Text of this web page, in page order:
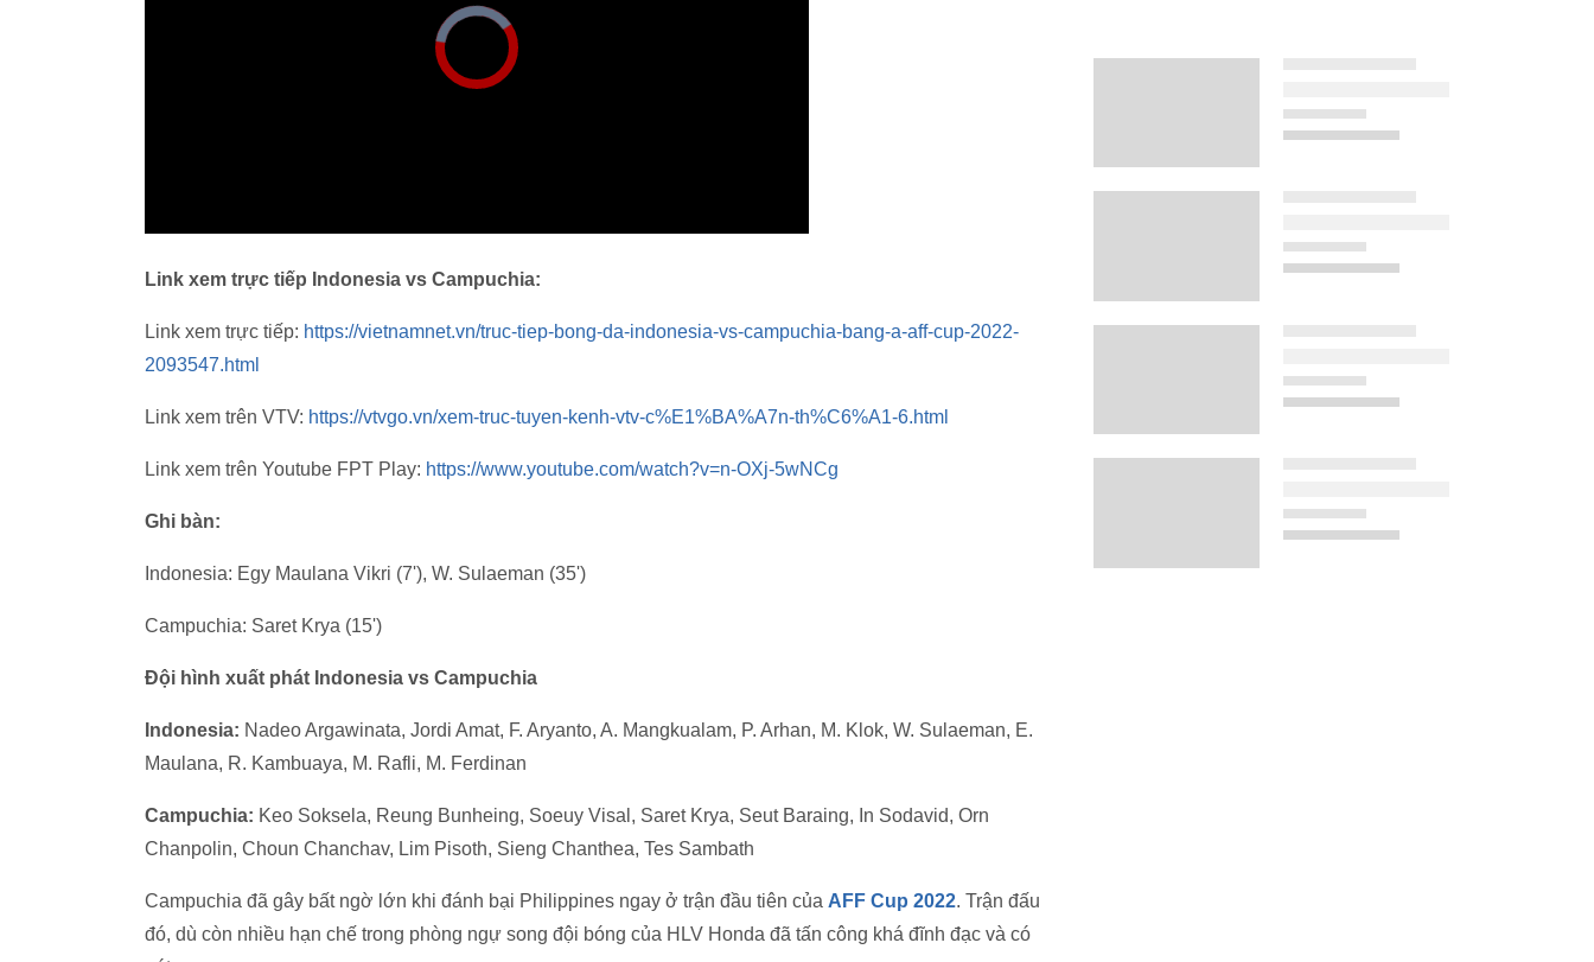
Link xem trực tiếp Indonesia vs Campuchia:
Link xem trực tiếp: https://vietnamnet.vn/truc-tiep-bong-da-indonesia-vs-campuchia-bang-a-aff-cup-2022-
2093547.html
Link xem trên VTV: https://vtvgo.vn/xem-truc-tuyen-kenh-vtv-c%E1%BA%A7n-th%C6%A1-6.html
Link xem trên Youtube FPT Play: https://www.youtube.com/watch?v=n-OXj-5wNCg
Ghi bàn:
Indonesia: Egy Maulana Vikri (7'), W. Sulaeman (35')
Campuchia: Saret Krya (15')
Đội hình xuất phát Indonesia vs Campuchia
Indonesia: Nadeo Argawinata, Jordi Amat, F. Aryanto, A. Mangkualam, P. Arhan, M. Klok, W. Sulaeman, E.
Maulana, R. Kambuaya, M. Rafli, M. Ferdinan
Campuchia: Keo Soksela, Reung Bunheing, Soeuy Visal, Saret Krya, Seut Baraing, In Sodavid, Orn
Chanpolin, Choun Chanchav, Lim Pisoth, Sieng Chanthea, Tes Sambath
Campuchia đã gây bất ngờ lớn khi đánh bại Philippines ngay ở trận đầu tiên của AFF Cup 2022. Trận đấu
đó, dù còn nhiều hạn chế trong phòng ngự song đội bóng của HLV Honda đã tấn công khá đĩnh đạc và có